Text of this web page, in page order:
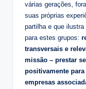
várias gerações,
suas próprias
partilha e que ilustra
para estes grupos:
transversais e
missão – prestar
positivamente
empresas